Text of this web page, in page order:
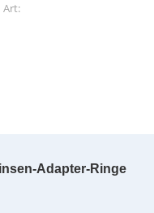
Art:
Adapter-Ringe